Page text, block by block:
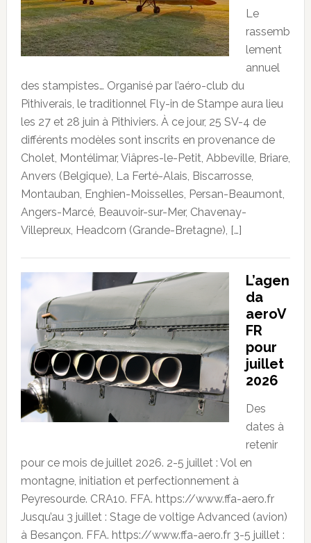
Le
rassemb
lement
annuel
des stampistes… Organisé par l’aéro-club du
Pithiverais, le traditionnel Fly-in de Stampe aura lieu
les 27 et 28 juin à Pithiviers. À ce jour, 25 SV-4 de
différents modèles sont inscrits en provenance de
Cholet, Montélimar, Viâpres-le-Petit, Abbeville, Briare,
Anvers (Belgique), La Ferté-Alais, Biscarrosse,
Montauban, Enghien-Moisselles, Persan-Beaumont,
Angers-Marcé, Beauvoir-sur-Mer, Chavenay-
Villepreux, Headcorn (Grande-Bretagne), […]
L’agen
da
aeroV
FR
pour
juillet
2026
Des
dates à
retenir
pour ce mois de juillet 2026. 2-5 juillet : Vol en
montagne, initiation et perfectionnement à
Peyresourde. CRA10. FFA. https://www.ffa-aero.fr
Jusqu’au 3 juillet : Stage de voltige Advanced (avion)
à Besançon. FFA. https://www.ffa-aero.fr 3-5 juillet :